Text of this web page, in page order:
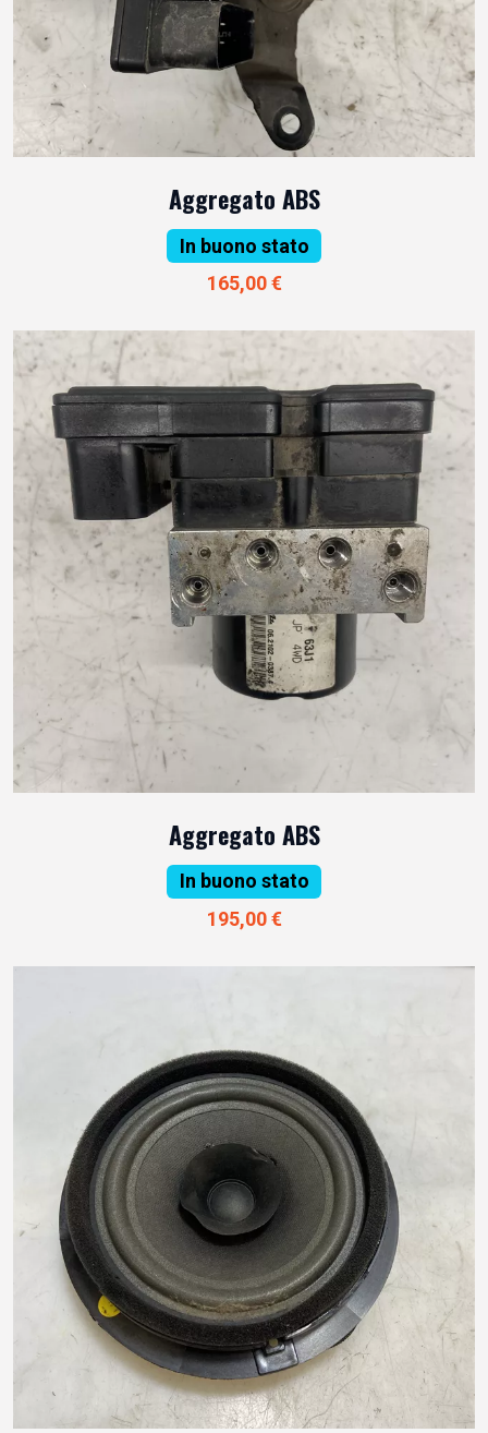
Aggregato ABS
In buono stato
165,00 €
Aggregato ABS
In buono stato
195,00 €